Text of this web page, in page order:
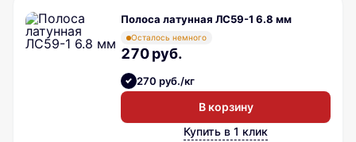
Полоса латунная ЛС59-1 6.8 мм
Осталось немного
270 руб.
270 руб./кг
В корзину
Купить в 1 клик